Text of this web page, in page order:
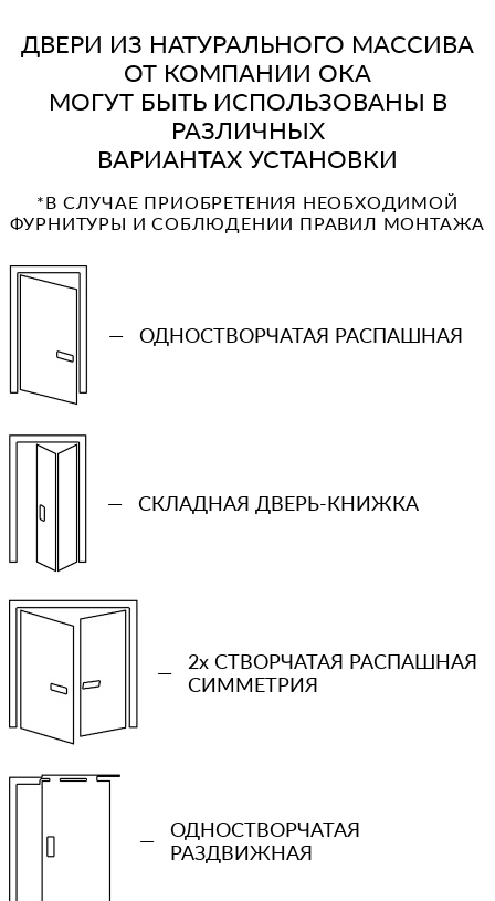
ДВЕРИ ИЗ НАТУРАЛЬНОГО МАССИВА
ОТ КОМПАНИИ ОКА
МОГУТ БЫТЬ ИСПОЛЬЗОВАНЫ В
РАЗЛИЧНЫХ
ВАРИАНТАХ УСТАНОВКИ
*В СЛУЧАЕ ПРИОБРЕТЕНИЯ НЕОБХОДИМОЙ
ФУРНИТУРЫ И СОБЛЮДЕНИИ ПРАВИЛ МОНТАЖА
— ОДНОСТВОРЧАТАЯ РАСПАШНАЯ
— СКЛАДНАЯ ДВЕРЬ-КНИЖКА
—
2x СТВОРЧАТАЯ РАСПАШНАЯ
СИММЕТРИЯ
—
ОДНОСТВОРЧАТАЯ
РАЗДВИЖНАЯ
+7 (931) 913-51-83
Ваш телефон
Количество проемов